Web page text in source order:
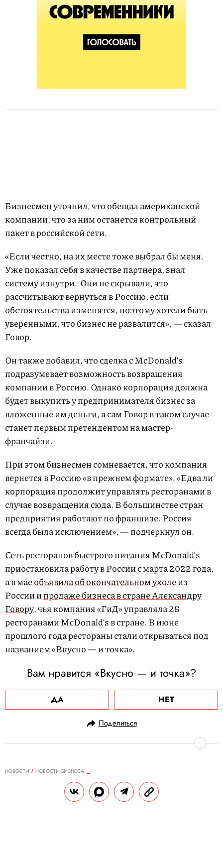
Бизнесмен уточнил, что обещал американской
компании, что за ним останется контрольный
пакет в российской сети.
«Если честно, на их месте тоже выбрал бы меня.
Уже показал себя в качестве партнера, знал
систему изнутри. Они не скрывали, что
рассчитывают вернуться в Россию, если
обстоятельства изменятся, поэтому хотели быть
уверенными, что бизнес не развалится», — сказал
Говор.
Он также добавил, что сделка с McDonald’s
подразумевает возможность возвращения
компании в Россию. Однако корпорация должна
будет выкупить у предпринимателя бизнес за
вложенные им деньги, а сам Говор в таком случае
станет первым претендентом на мастер-
франчайзи.
При этом бизнесмен сомневается, что компания
вернется в Россию «в прежнем формате». «Едва ли
корпорация продолжит управлять ресторанами в
случае возвращения сюда. В большинстве стран
предприятия работают по франшизе. Россия
всегда была исключением», — подчеркнул он.
Сеть ресторанов быстрого питания McDonald's
приостановила работу в России с марта 2022 года,
а в маеобъявила об окончательном уходеиз
России ипродаже бизнеса в стране Александру
Говору, чья компания «ГиД» управляла 25
ресторанами McDonald’s в стране. В июне
прошлого года рестораны стали открываться под
названием «Вкусно — и точка».
Вам нравится «Вкусно — и точка»?
ДА НЕТ
Поделиться
НОВОСТИ
НОВОСТИ БИЗНЕСА
Экспорт российских книг в первом